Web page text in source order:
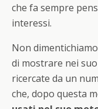
che fa sempre
interessi.
Non
di mostrare nei
ricercate da un
che, dopo questa